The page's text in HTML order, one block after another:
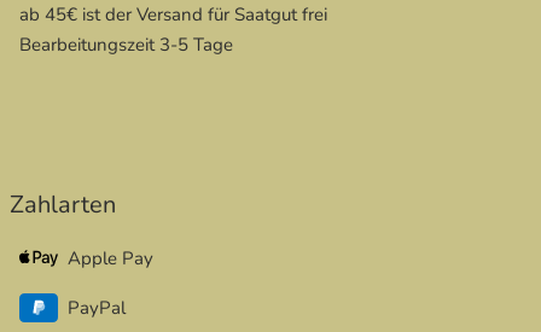
ab 45€ ist der Versand für Saatgut frei
Bearbeitungszeit 3-5 Tage
Zahlarten
Apple Pay
PayPal